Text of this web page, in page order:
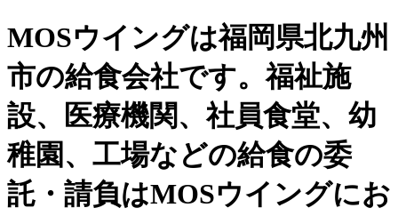
MOSウイングは福岡県北九州
市の給食会社です。福祉施
設、医療機関、社員食堂、幼
稚園、工場などの給食の委
託・請負はMOSウイングにお